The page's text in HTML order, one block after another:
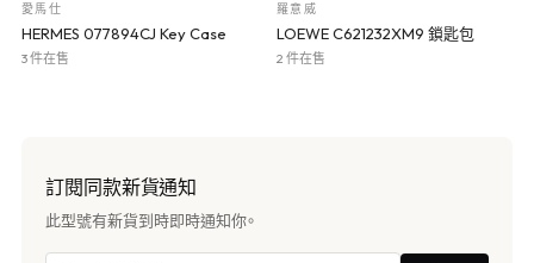
愛馬仕
HERMES 077894CJ Key Case
3 件在售
羅意威
LOEWE C621232XM9 鎖匙包
2 件在售
訂閱同款新貨通知
此型號有新貨到時即時通知你。